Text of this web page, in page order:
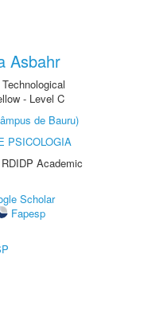
Asbahr
- Level C
de Bauru)
PSICOLOGIA
Academic
Scholar
Fapesp